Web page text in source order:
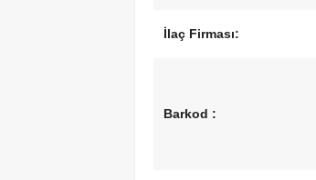
İlaç Firması:
Barkod :